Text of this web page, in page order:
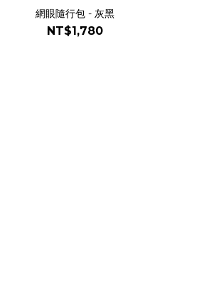
網眼隨行包 - 灰黑
NT$1,780